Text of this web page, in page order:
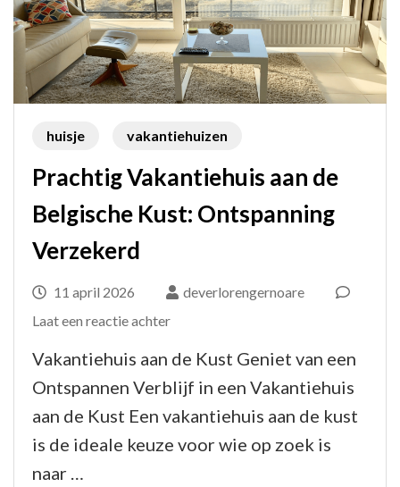
huisje vakantiehuizen
Prachtig Vakantiehuis aan de
Belgische Kust: Ontspanning
Verzekerd
11 april 2026
deverlorengernoare
Laat een reactie achterop
Vakantiehuis aan de Kust Geniet van een
Ontspannen Verblijf in een Vakantiehuis
aan de Kust Een vakantiehuis aan de kust
is de ideale keuze voor wie op zoek is
naar …